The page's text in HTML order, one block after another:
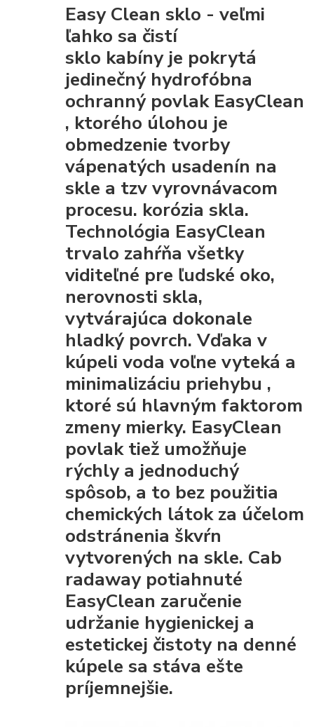
Easy Clean sklo - veľmi
ľahko sa čistí
sklo kabíny je pokrytá
jedinečný hydrofóbna
ochranný povlak EasyClean
, ktorého úlohou je
obmedzenie tvorby
vápenatých usadenín na
skle a tzv vyrovnávacom
procesu. korózia skla.
Technológia EasyClean
trvalo zahŕňa všetky
viditeľné pre ľudské oko,
nerovnosti skla,
vytvárajúca dokonale
hladký povrch. Vďakav
kúpeli voda voľne vyteká a
minimalizáciu priehybu ,
ktoré sú hlavným faktorom
zmeny mierky. EasyClean
povlak tiež umožňuje
rýchly a jednoduchý
spôsob, a to bez použitia
chemických látok za účelom
odstránenia škvŕn
vytvorených na skle. Cab
radaway potiahnuté
EasyClean zaručenie
udržanie hygienickej a
estetickej čistoty na denné
kúpele sa stáva ešte
príjemnejšie.